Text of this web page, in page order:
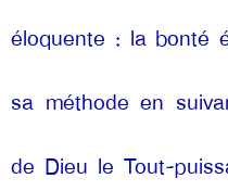
éloquente : la bonté
sa méthode en
de Dieu le Tout-